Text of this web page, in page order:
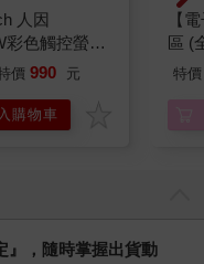
人因
彩色觸控螢幕
藍牙耳機
價 990 元
購物車
【
區 (
特價
』，隨時掌握出貨動